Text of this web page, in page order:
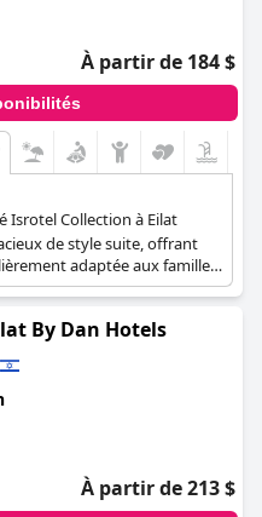
À partir de 184 $
Isrotel Collection à Eilat
de style suite, offrant
adaptée aux familles
Comprend de vastes
à un jardin tropical.
By Dan Hotels
À partir de 213 $